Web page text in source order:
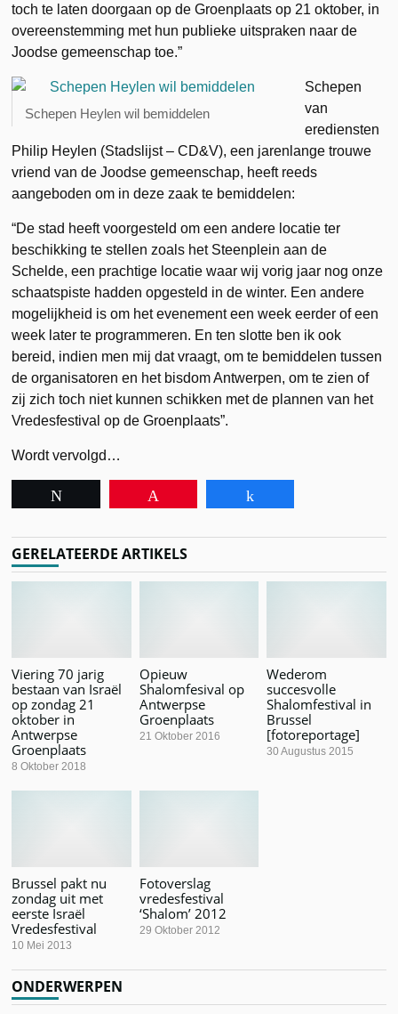
toch te laten doorgaan op de Groenplaats op 21 oktober, in
overeenstemming met hun publieke uitspraken naar de
Joodse gemeenschap toe.”
Schepen Heylen wil bemiddelen
Schepen
van
erediensten
Philip Heylen (Stadslijst – CD&V), een jarenlange trouwe
vriend van de Joodse gemeenschap, heeft reeds
aangeboden om in deze zaak te bemiddelen:
“De stad heeft voorgesteld om een andere locatie ter
beschikking te stellen zoals het Steenplein aan de
Schelde, een prachtige locatie waar wij vorig jaar nog onze
schaatspiste hadden opgesteld in de winter. Een andere
mogelijkheid is om het evenement een week eerder of een
week later te programmeren. En ten slotte ben ik ook
bereid, indien men mij dat vraagt, om te bemiddelen tussen
de organisatoren en het bisdom Antwerpen, om te zien of
zij zich toch niet kunnen schikken met de plannen van het
Vredesfestival op de Groenplaats”.
Wordt vervolgd…
GERELATEERDE ARTIKELS
Viering 70 jarig
bestaan van Israël
op zondag 21
oktober in
Antwerpse
Groenplaats
8 Oktober 2018
Opieuw
Shalomfesival op
Antwerpse
Groenplaats
21 Oktober 2016
Wederom
succesvolle
Shalomfestival in
Brussel
[fotoreportage]
30 Augustus 2015
Brussel pakt nu
zondag uit met
eerste Israël
Vredesfestival
10 Mei 2013
Fotoverslag
vredesfestival
‘Shalom’ 2012
29 Oktober 2012
ONDERWERPEN